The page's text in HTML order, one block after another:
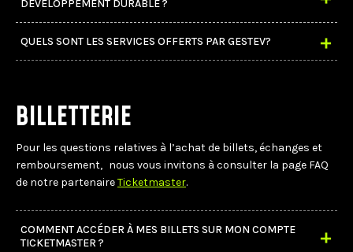
DÉVELOPPEMENT DURABLE ?
QUELS SONT LES SERVICES OFFERTS PAR GESTEV?
BILLETTERIE
Pour les questions relatives à l’achat de billets, échanges et
remboursement, nous vous invitons à consulter la page FAQ
de notre partenaireTicketmaster.
COMMENT ACCÉDER À MES BILLETS SUR MON COMPTE
TICKETMASTER ?